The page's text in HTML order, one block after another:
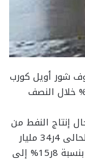
شور أويل كورب
اليوم الثلاثاء زيادة أرباحها بنسبة 9ر7% خلال النصف
إنتاج النفط من
الحقول البحرية خلال النصف الأول من العام الحالى 4ر34 مليار
يوان (6ر5 مليار دولار) فى حين زادت الإيرادات بنسبة 8ر15% إلى